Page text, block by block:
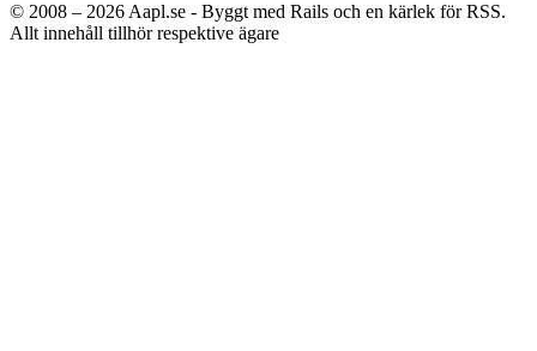
© 2008 – 2026 Aapl.se - Byggt med Rails och en kärlek för RSS.
Allt innehåll tillhör respektive ägare